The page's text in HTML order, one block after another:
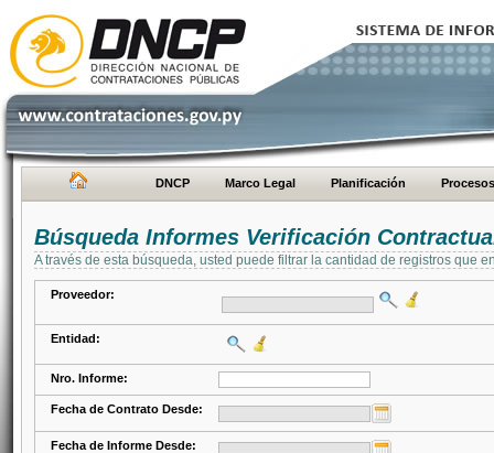
DNCP Marco Legal Planificación Procesos
Búsqueda Informes Verificación
A través de esta búsqueda, usted puede filtrar la cantidad de registros que
Proveedor:
Entidad:
Nro. Informe:
Fecha de Contrato Desde:
Fecha de Informe Desde: